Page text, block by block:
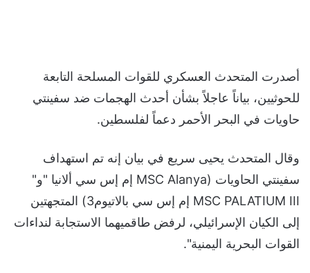
أصدرت المتحدث العسكري للقوات المسلحة التابعة
للحوثيين، بياناً عاجلاً بشأن أحدث الهجمات ضد سفينتي
حاويات في البحر الأحمر دعماً لفلسطين.
وقال المتحدث يحيى سريع في بيان إنه تم استهداف
سفينتي الحاويات (MSC Alanya إم إس سي ألانيا "و"
MSC PALATIUM III إم إس سي بالاتيوم3) المتجهتين
إلى الكيان الإسرائيلي، لرفض طاقميهما الاستجابة لنداءات
القوات البحرية اليمنية".